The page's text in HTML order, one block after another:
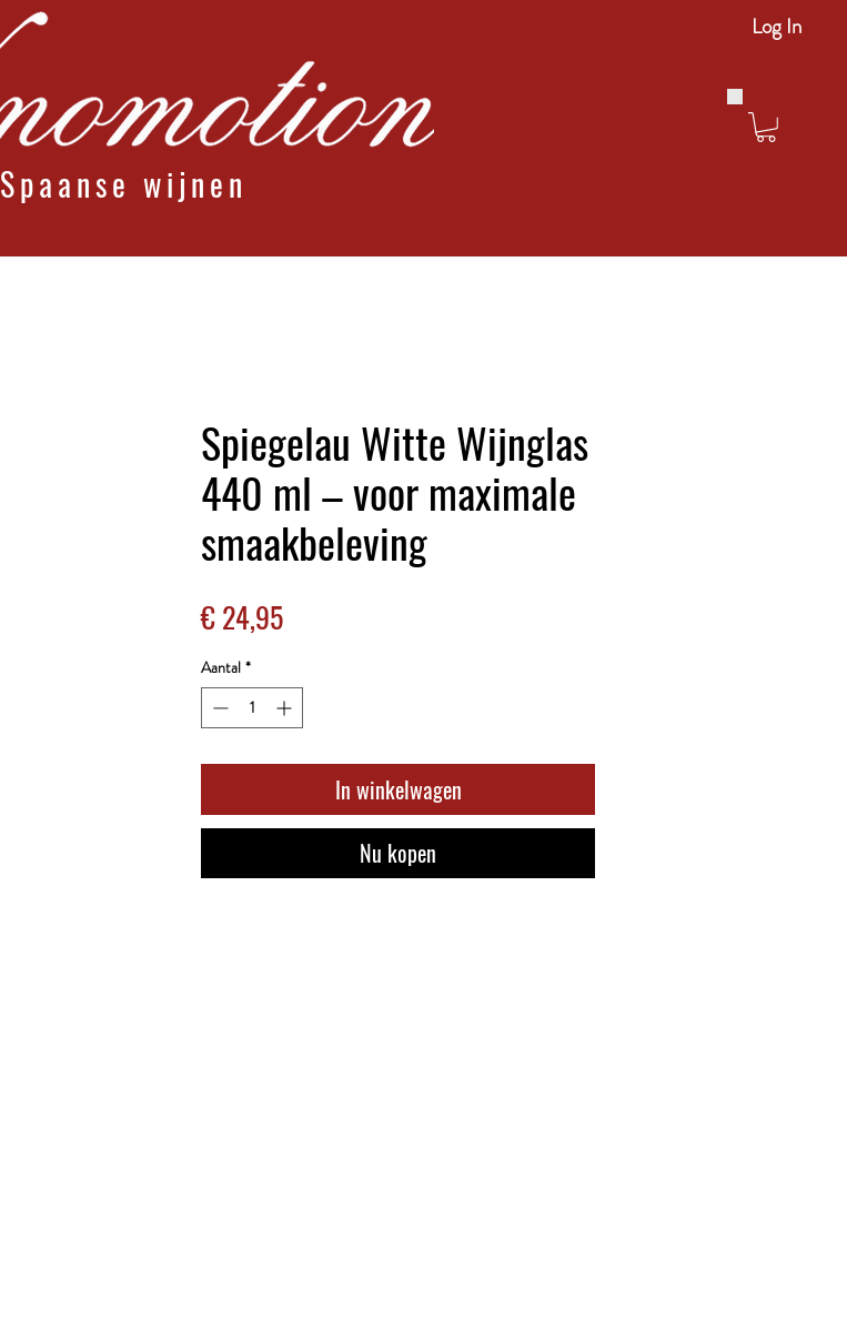
Log In
Spaanse wijnen
Spiegelau Witte Wijnglas
440 ml – voor maximale
smaakbeleving
€ 24,95Prijs
Aantal *
In winkelwagen
Nu kopen